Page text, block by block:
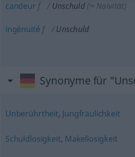
candeur f Unschuld (≈ Naivität)
ingénuité f Unschuld
Synonyme für
Unberührtheit, Jungfräulichkeit
Schuldlosigkeit, Makellosigkeit